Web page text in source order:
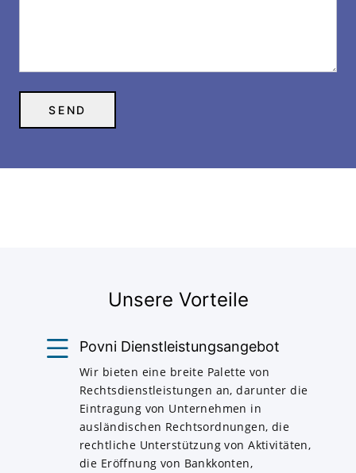
Unsere Vorteile
Povni Dienstleistungsangebot
Wir bieten eine breite Palette von
Rechtsdienstleistungen an, darunter die
Eintragung von Unternehmen in
ausländischen Rechtsordnungen, die
rechtliche Unterstützung von Aktivitäten,
die Eröffnung von Bankkonten,